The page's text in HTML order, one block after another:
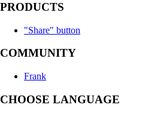
PRODUCTS
"Share" button
COMMUNITY
Frank
CHOOSE LANGUAGE